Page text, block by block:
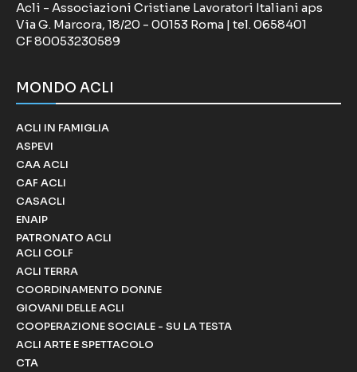
Acli - Associazioni Cristiane Lavoratori Italiani aps
Via G. Marcora, 18/20 - 00153 Roma | tel. 0658401
CF 80053230589
MONDO ACLI
ACLI IN FAMIGLIA
ASPEVI
CAA ACLI
CAF ACLI
CASACLI
ENAIP
PATRONATO ACLI
ACLI COLF
ACLI TERRA
COORDINAMENTO DONNE
GIOVANI DELLE ACLI
COOPERAZIONE SOCIALE - SU LA TESTA
ACLI ARTE E SPETTACOLO
CTA